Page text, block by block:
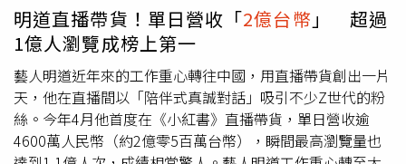
台幣。對此，林睿庠父親的身分也被起底，據悉林父是一名
「航太專家」，不僅曾獲台大傑出校友，對弱勢也相當關
注，俗話說虎父無犬子，但林睿庠卻是聰明反被聰明誤。
明道直播帶貨！單日營收「2億台幣 」 超過
1億人瀏覽成榜上第一
藝人明道近年來的工作重心轉往中國，用直播帶貨創出一片
天，他在直播間以「陪伴式真誠對話」吸引不少Z世代的粉
絲。今年4月他首度在《小紅書》直播帶貨，單日營收逾
4600萬人民幣（約2億零5百萬台幣），瞬間最高瀏覽量也